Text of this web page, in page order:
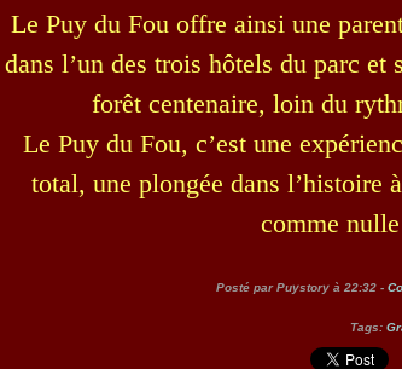
Le Puy du Fou offre ainsi une
dans l’un des trois hôtels du parc et
forêt centenaire, loin du
Le Puy du Fou, c’est une
total, une plongée dans l’histoire
comme
Posté par Puystory à 22:32 -
Tags: